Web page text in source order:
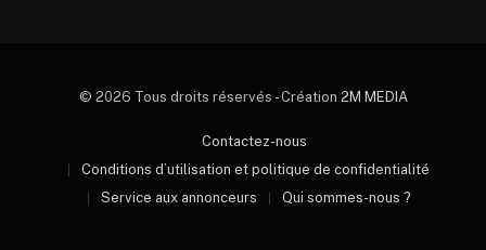
© 2026 Tous droits réservés - Création 2M MEDIA
Contactez-nous
Conditions d’utilisation et politique de confidentialité
Service aux annonceurs
Qui sommes-nous ?